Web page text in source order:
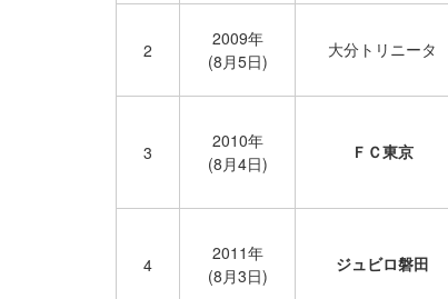
2
2009年
(8月5日)
大分トリニータ
3
2010年
(8月4日)
ＦＣ東京
4
2011年
(8月3日)
ジュビロ磐田